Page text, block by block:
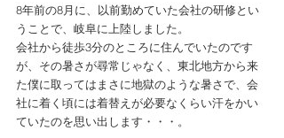
8年前の8月に、以前勤めていた会社の研修とい
うことで、岐阜に上陸しました。
会社から徒歩3分のところに住んでいたのです
が、その暑さが尋常じゃなく、東北地方から来
た僕に取ってはまさに地獄のような暑さで、会
社に着く頃には着替えが必要なくらい汗をかい
ていたのを思い出します・・・。